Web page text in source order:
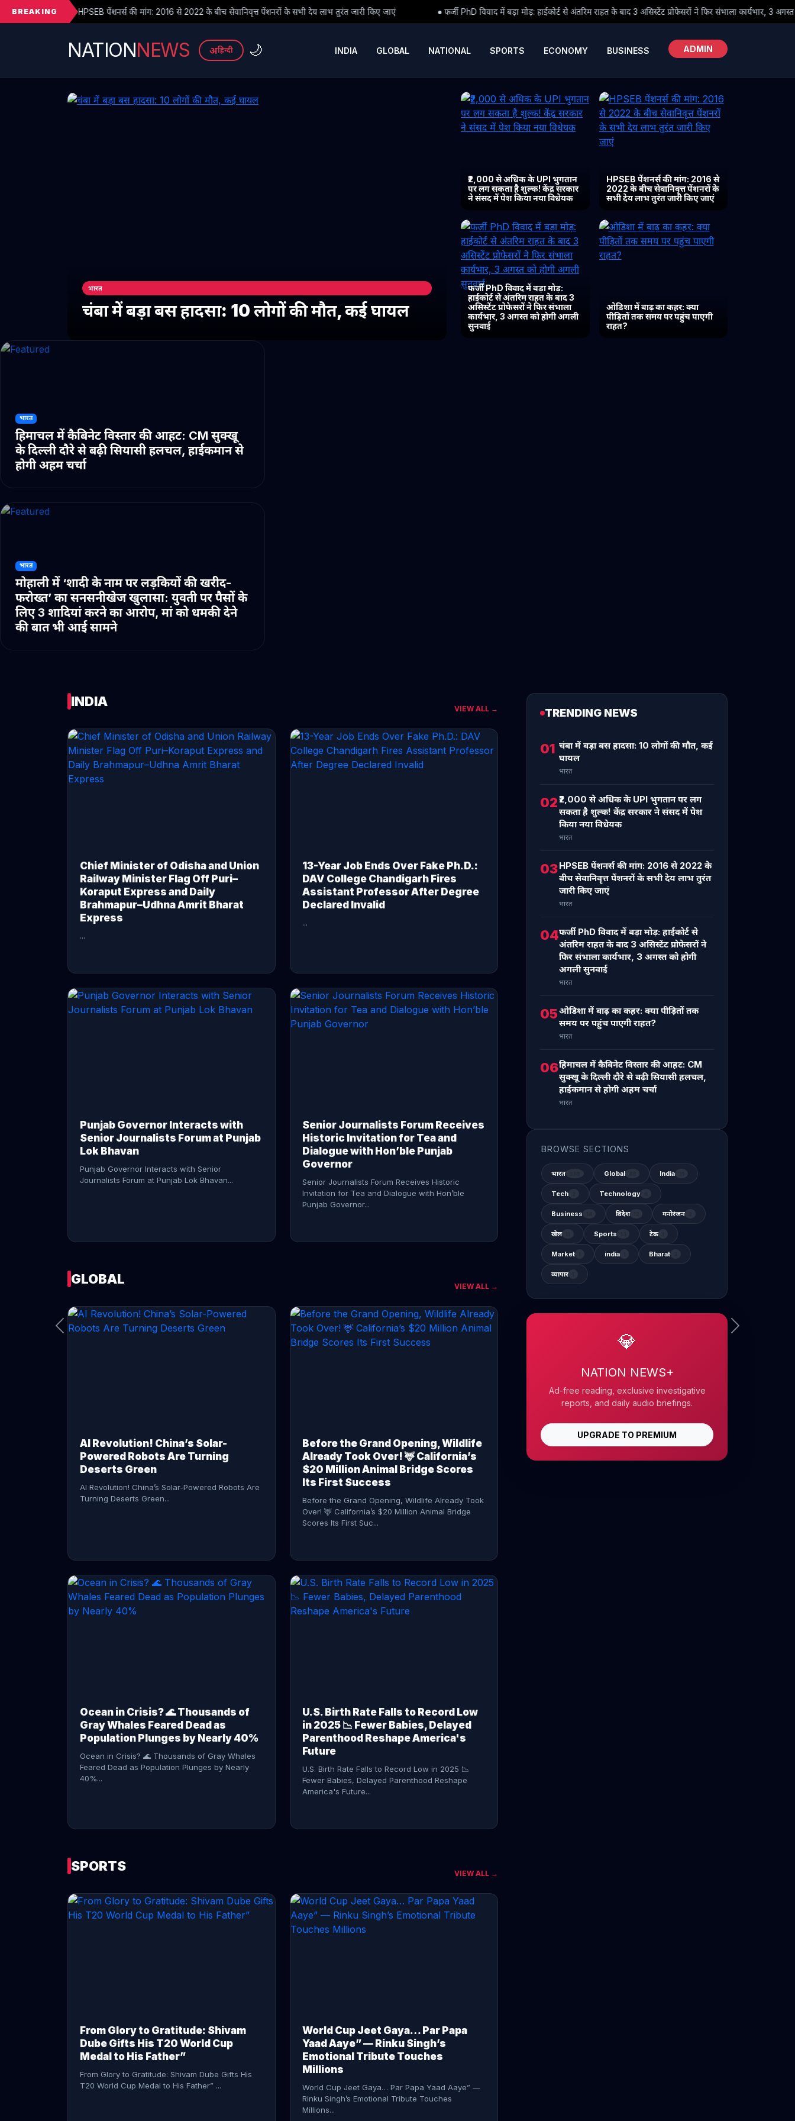
BREAKING
पेंशनर्स की मांग: 2016 से 2022 के बीच सेवानिवृत्त पेंशनरों के सभी देय लाभ तुरंत जारी किए जाएं ● फर्जी PhD विवाद में बड़ा मोड़: हाईकोर्ट से अंतरिम राहत के बाद 3 असिस्टेंट प्रोफेसरों ने फिर संभाला कार्यभार, 3 अगस्त को होगी अगली सुनवाई
NATIONNEWS अहिन्दी 🌙 INDIA GLOBAL NATIONAL SPORTS ECONOMY BUSINESS ADMIN
भारत
चंबा में बड़ा बस हादसा: 10 लोगों की मौत, कई घायल
₹2,000 से अधिक के UPI भुगतान
पर लग सकता है शुल्क! केंद्र सरकार
ने संसद में पेश किया नया विधेयक
HPSEB पेंशनर्स की मांग: 2016 से
2022 के बीच सेवानिवृत्त पेंशनरों के
सभी देय लाभ तुरंत जारी किए जाएं
फर्जी PhD विवाद में बड़ा मोड़:
हाईकोर्ट से अंतरिम राहत के बाद 3
असिस्टेंट प्रोफेसरों ने फिर संभाला
कार्यभार, 3 अगस्त को होगी अगली
सुनवाई
ओडिशा में बाढ़ का कहर: क्या
पीड़ितों तक समय पर पहुंच पाएगी
राहत?
भारत
हिमाचल में कैबिनेट विस्तार की आहट: CM सुक्खू
के दिल्ली दौरे से बढ़ी सियासी हलचल, हाईकमान से
होगी अहम चर्चा
भारत
मोहाली में ‘शादी के नाम पर लड़कियों की खरीद-
फरोख्त’ का सनसनीखेज खुलासा: युवती पर पैसों के
लिए 3 शादियां करने का आरोप, मां को धमकी देने
की बात भी आई सामने
INDIA VIEW ALL →
Chief Minister of Odisha and Union
Railway Minister Flag Off Puri–
Koraput Express and Daily
Brahmapur–Udhna Amrit Bharat
Express
...
13-Year Job Ends Over Fake Ph.D.:
DAV College Chandigarh Fires
Assistant Professor After Degree
Declared Invalid
...
Punjab Governor Interacts with
Senior Journalists Forum at Punjab
Lok Bhavan
Punjab Governor Interacts with Senior
Journalists Forum at Punjab Lok Bhavan...
Senior Journalists Forum Receives
Historic Invitation for Tea and
Dialogue with Hon’ble Punjab
Governor
Senior Journalists Forum Receives Historic
Invitation for Tea and Dialogue with Hon’ble
Punjab Governor...
CONTINUE READING →
GLOBAL VIEW ALL →
AI Revolution! China’s Solar-
Powered Robots Are Turning
Deserts Green
AI Revolution! China’s Solar-Powered Robots Are
Turning Deserts Green...
Before the Grand Opening, Wildlife
Already Took Over! 🦌 California’s
$20 Million Animal Bridge Scores
Its First Success
Before the Grand Opening, Wildlife Already Took
Over! 🦌 California’s $20 Million Animal Bridge
Scores Its First Suc...
Ocean in Crisis? 🌊 Thousands of
Gray Whales Feared Dead as
Population Plunges by Nearly 40%
Ocean in Crisis? 🌊 Thousands of Gray Whales
Feared Dead as Population Plunges by Nearly
40%...
U.S. Birth Rate Falls to Record Low
in 2025 📉 Fewer Babies, Delayed
Parenthood Reshape America's
Future
U.S. Birth Rate Falls to Record Low in 2025 📉
Fewer Babies, Delayed Parenthood Reshape
America's Future...
CONTINUE READING →
SPORTS VIEW ALL →
From Glory to Gratitude: Shivam
Dube Gifts His T20 World Cup
Medal to His Father”
From Glory to Gratitude: Shivam Dube Gifts His
T20 World Cup Medal to His Father” ...
World Cup Jeet Gaya… Par Papa
Yaad Aaye” — Rinku Singh’s
Emotional Tribute Touches
Millions
World Cup Jeet Gaya… Par Papa Yaad Aaye” —
Rinku Singh’s Emotional Tribute Touches
Millions...
TRENDING NEWS
01 चंबा में बड़ा बस हादसा: 10 लोगों की मौत, कई
घायल
भारत
02₹2,000 से अधिक के UPI भुगतान पर लग
सकता है शुल्क! केंद्र सरकार ने संसद में पेश
किया नया विधेयक
भारत
03HPSEB पेंशनर्स की मांग: 2016 से 2022 के
बीच सेवानिवृत्त पेंशनरों के सभी देय लाभ तुरंत
जारी किए जाएं
भारत
04फर्जी PhD विवाद में बड़ा मोड़: हाईकोर्ट से
अंतरिम राहत के बाद 3 असिस्टेंट प्रोफेसरों ने
फिर संभाला कार्यभार, 3 अगस्त को होगी
अगली सुनवाई
भारत
05ओडिशा में बाढ़ का कहर: क्या पीड़ितों तक
समय पर पहुंच पाएगी राहत?
भारत
06हिमाचल में कैबिनेट विस्तार की आहट: CM
सुक्खू के दिल्ली दौरे से बढ़ी सियासी हलचल,
हाईकमान से होगी अहम चर्चा
भारत
BROWSE SECTIONS
भारत Global India
Tech Technology
Business विदेश मनोरंजन
खेल Sports टेक
Market india Bharat
व्यापार
💎
NATION NEWS+
Ad-free reading, exclusive investigative
reports, and daily audio briefings.
UPGRADE TO PREMIUM